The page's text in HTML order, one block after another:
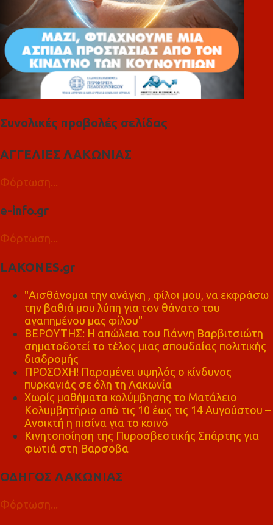
Συνολικές προβολές σελίδας
ΑΓΓΕΛΙΕΣ ΛΑΚΩΝΙΑΣ
Φόρτωση...
e-info.gr
Φόρτωση...
LAKONES.gr
"Αισθάνομαι την ανάγκη , φίλοι μου, να εκφράσω
την βαθιά μου λύπη για τον θάνατο του
αγαπημένου μας φίλου"
ΒΕΡΟΥΤΗΣ: Η απώλεια του Γιάννη Βαρβιτσιώτη
σηματοδοτεί το τέλος μιας σπουδαίας πολιτικής
διαδρομής
ΠΡΟΣΟΧΗ! Παραμένει υψηλός ο κίνδυνος
πυρκαγιάς σε όλη τη Λακωνία
Χωρίς μαθήματα κολύμβησης το Ματάλειο
Κολυμβητήριο από τις 10 έως τις 14 Αυγούστου –
Ανοικτή η πισίνα για το κοινό
Κινητοποίηση της Πυροσβεστικής Σπάρτης για
φωτιά στη Βαρσοβα
ΟΔΗΓΟΣ ΛΑΚΩΝΙΑΣ
Φόρτωση...